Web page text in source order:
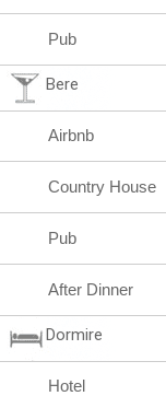
Pub
Bere
Airbnb
Country House
Pub
After Dinner
Dormire
Hotel